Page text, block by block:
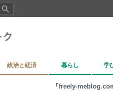
政治と経済 暮らし 学
『freely-